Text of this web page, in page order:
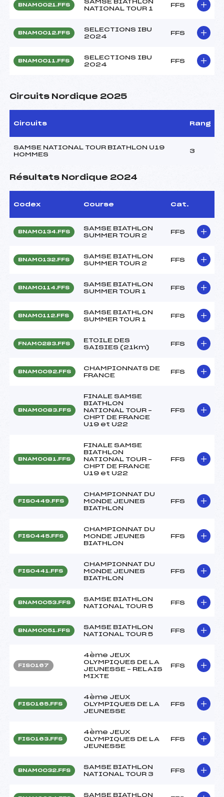
BNAM0021.FFS
SAMSE BIATHLON
NATIONAL TOUR 1
FFS
BNAM0012.FFS
SELECTIONS IBU
2024
FFS
BNAM0011.FFS
SELECTIONS IBU
2024
FFS
Circuits Nordique 2025
Circuits Rang
SAMSE NATIONAL TOUR BIATHLON U19
HOMMES
3
Résultats Nordique 2024
Codex Course Cat.
BNAM0134.FFS
SAMSE BIATHLON
SUMMER TOUR 2
FFS
BNAM0132.FFS
SAMSE BIATHLON
SUMMER TOUR 2
FFS
BNAM0114.FFS
SAMSE BIATHLON
SUMMER TOUR 1
FFS
BNAM0112.FFS
SAMSE BIATHLON
SUMMER TOUR 1
FFS
FNAM0283.FFS
ETOILE DES
SAISIES (21km)
FFS
BNAM0092.FFS
CHAMPIONNATS DE
FRANCE
FFS
BNAM0083.FFS
FINALE SAMSE
BIATHLON
NATIONAL TOUR –
CHPT DE FRANCE
U19 et U22
FFS
BNAM0081.FFS
FINALE SAMSE
BIATHLON
NATIONAL TOUR –
CHPT DE FRANCE
U19 et U22
FFS
FIS0449.FFS
CHAMPIONNAT DU
MONDE JEUNES
BIATHLON
FFS
FIS0445.FFS
CHAMPIONNAT DU
MONDE JEUNES
BIATHLON
FFS
FIS0441.FFS
CHAMPIONNAT DU
MONDE JEUNES
BIATHLON
FFS
BNAM0053.FFS
SAMSE BIATHLON
NATIONAL TOUR 5
FFS
BNAM0051.FFS
SAMSE BIATHLON
NATIONAL TOUR 5
FFS
FIS0167
4ème JEUX
OLYMPIQUES DE LA
JEUNESSE – RELAIS
MIXTE
FFS
FIS0165.FFS
4ème JEUX
OLYMPIQUES DE LA
JEUNESSE
FFS
FIS0163.FFS
4ème JEUX
OLYMPIQUES DE LA
JEUNESSE
FFS
BNAM0032.FFS
SAMSE BIATHLON
NATIONAL TOUR 3
FFS
SAMSE BIATHLON